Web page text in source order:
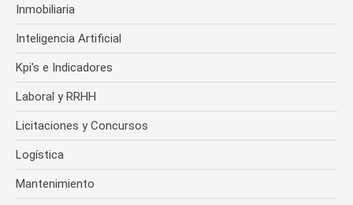
Inmobiliaria
Inteligencia Artificial
Kpi's e Indicadores
Laboral y RRHH
Licitaciones y Concursos
Logística
Mantenimiento